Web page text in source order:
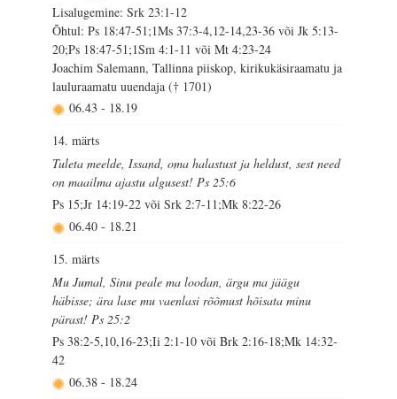
Lisalugemine: Srk 23:1-12
Õhtul: Ps 18:47-51;1Ms 37:3-4,12-14,23-36 või Jk 5:13-
20;Ps 18:47-51;1Sm 4:1-11 või Mt 4:23-24
Joachim Salemann, Tallinna piiskop, kirikukäsiraamatu ja
lauluraamatu uuendaja († 1701)
06.43 - 18.19
14. märts
Tuleta meelde, Issand, oma halastust ja heldust, sest need
on maailma ajastu algusest! Ps 25:6
Ps 15;Jr 14:19-22 või Srk 2:7-11;Mk 8:22-26
06.40 - 18.21
15. märts
Mu Jumal, Sinu peale ma loodan, ärgu ma jäägu
häbisse; ära lase mu vaenlasi rõõmust hõisata minu
pärast! Ps 25:2
Ps 38:2-5,10,16-23;Ii 2:1-10 või Brk 2:16-18;Mk 14:32-
42
06.38 - 18.24